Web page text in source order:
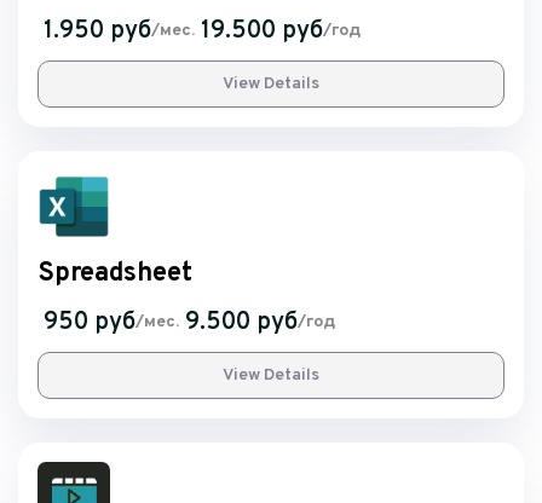
1.950 руб/мес. 19.500 руб/год
View Details
Spreadsheet
950 руб/мес. 9.500 руб/год
View Details